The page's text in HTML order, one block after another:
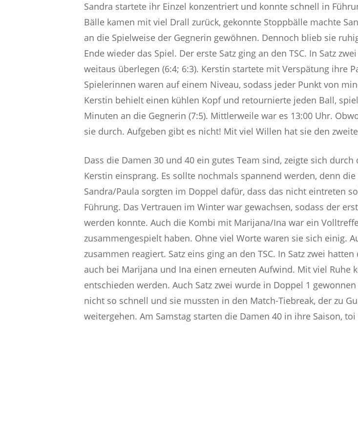
Sandra startete ihr Einzel konzentriert und konnte schnell in
Bälle kamen mit viel Drall zurück, gekonnte Stoppbälle machte
an die Spielweise der Gegnerin gewöhnen. Dennoch blieb sie
Ende wieder das Spiel. Der erste Satz ging an den TSC. In Satz
weitaus überlegen (6:4; 6:3). Kerstin startete mit Verspätung ihre
Spielerinnen waren auf einem Niveau, sodass jeder Punkt von
Kerstin behielt einen kühlen Kopf und retournierte jeden Ball,
Minuten an die Gegnerin (7:5). Mittlerweile war es 13:00 Uhr.
sie durch. Aufgeben gibt es nicht! Mit viel Willen hat sie den
Dass die Damen 30 und 40 ein gutes Team sind, zeigte sich
Kerstin einsprang. Es sollte nochmals spannend werden, denn
Sandra/Paula sorgten im Doppel dafür, dass das nicht eintreten
Führung. Das Vertrauen im Winter war gewachsen, sodass der
werden konnte. Auch die Kombi mit Marijana/Ina war ein
zusammengespielt haben. Ohne viel Worte waren sie sich einig.
zusammen reagiert. Satz eins ging an den TSC. In Satz zwei
auch bei Marijana und Ina einen erneuten Aufwind. Mit viel Ruhe
entschieden werden. Auch Satz zwei wurde in Doppel 1
nicht so schnell und sie mussten in den Match-Tiebreak, der zu
weitergehen. Am Samstag starten die Damen 40 in ihre Saison,